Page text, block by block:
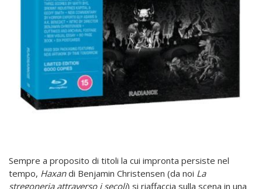
Sempre a proposito di titoli la cui impronta persiste nel
tempo, Haxandi Benjamin Christensen (da noi La
stregoneria attraverso i secoli) si riaffaccia sulla scena in una